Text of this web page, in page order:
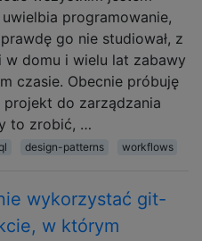
programowanie,
go nie studiował, z
w domu i wielu lat zabawy
czasie. Obecnie próbuję
projekt do zarządzania
to zrobić, …
design-patterns workflows
wykorzystać git-
w którym